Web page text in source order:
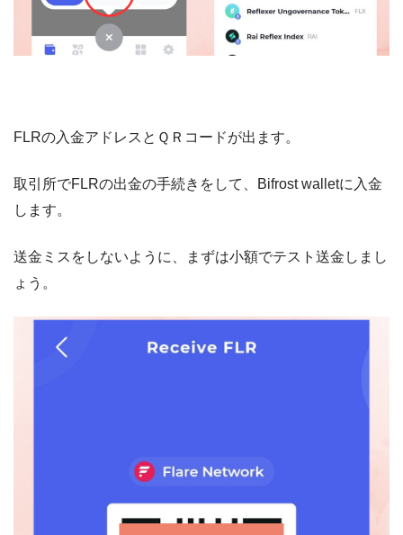
FLRの入金アドレスとＱＲコードが出ます。
取引所でFLRの出金の手続きをして、Bifrost walletに入金
します。
送金ミスをしないように、まずは小額でテスト送金しまし
ょう。